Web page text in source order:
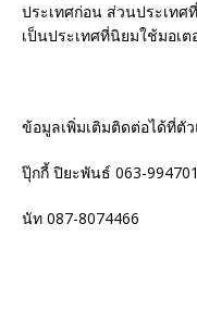
ประเทศก่อน ส่วนประเทศ
เป็นประเทศที่นิยมใช้มอเ
ข้อมูลเพิ่มเติมติดต่อได้ที่ตั
ปุ๊กกี้ ปิยะพันธ์ 063-
นัท 087-8074466